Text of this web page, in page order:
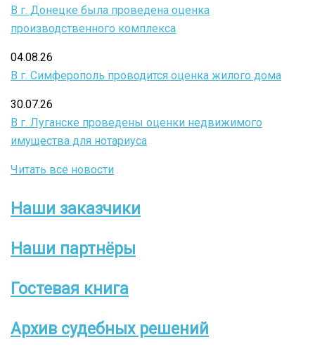
В г. Донецке была проведена оценка
производственного комплекса
04.08.26
В г. Симферополь проводится оценка жилого дома
30.07.26
В г. Луганске проведены оценки недвижимого
имущества для нотариуса
Читать все новости
Боковое
меню
Наши заказчики
Наши партнёры
Гостевая книга
Архив судебных решений